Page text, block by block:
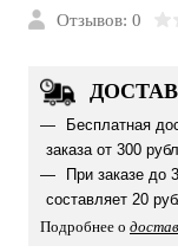
Отзывов: 0
Бесплатная
заказа от 300
При заказе до
составляет 20
Подробнее о